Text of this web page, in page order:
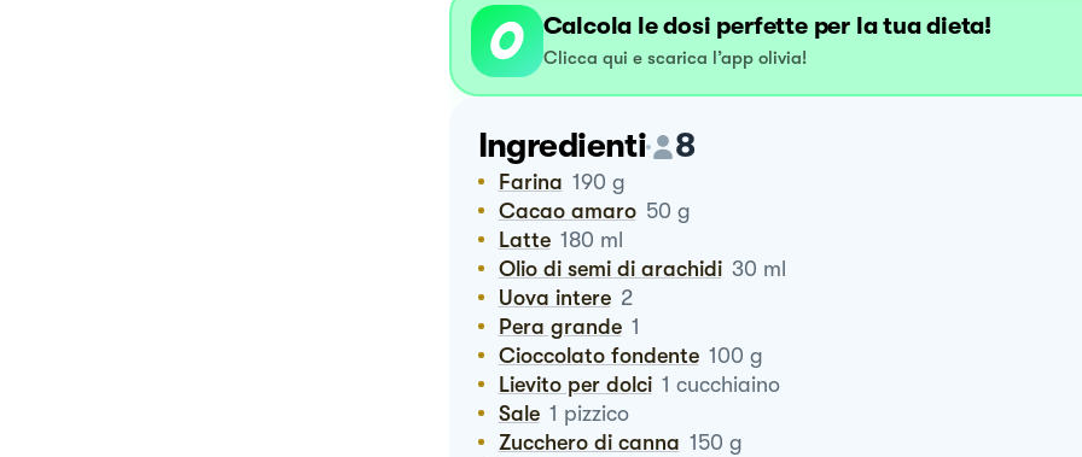
Calcola le dosi perfette per la tua dieta!
Clicca qui e scarica l’app olivia!
Ingredienti 8
Farina 190 g
Cacao amaro 50 g
Latte 180 ml
Olio di semi di arachidi 30 ml
Uova intere 2
Pera grande 1
Cioccolato fondente 100 g
Lievito per dolci 1 cucchiaino
Sale 1 pizzico
Zucchero di canna 150 g